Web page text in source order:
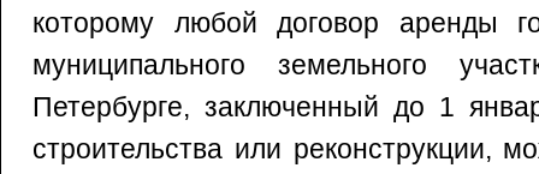
которому любой договор аренды
муниципального земельного
Петербурге, заключенный до 1
строительства или реконструкции,